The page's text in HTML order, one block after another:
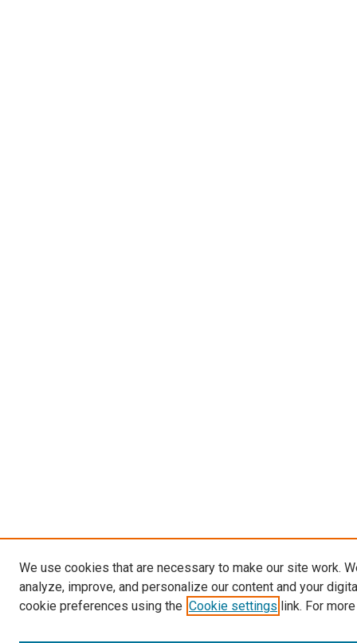
We use cookies that are necessary to make our site work.
analyze, improve, and personalize our content and your
cookie preferences using the Cookie settings link. For